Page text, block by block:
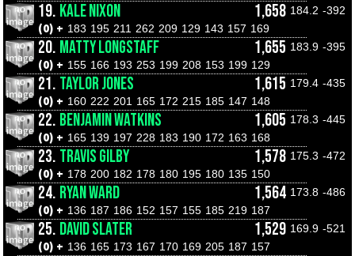
19. KALE NIXON 1,658 184.2 -392
(0) + 183 195 211 262 209 129 143 157 169
20. MATTY LONGSTAFF 1,655 183.9 -395
(0) + 155 166 193 253 199 208 153 199 129
21. TAYLOR JONES 1,615 179.4 -435
(0) + 160 222 201 165 172 215 185 147 148
22. BENJAMIN WATKINS 1,605 178.3 -445
(0) + 165 139 197 228 183 190 172 163 168
23. TRAVIS GILBY 1,578 175.3 -472
(0) + 178 200 182 178 180 195 180 135 150
24. RYAN WARD 1,564 173.8 -486
(0) + 136 187 186 152 157 155 185 219 187
25. DAVID SLATER 1,529 169.9 -521
(0) + 136 165 173 167 170 169 205 187 157